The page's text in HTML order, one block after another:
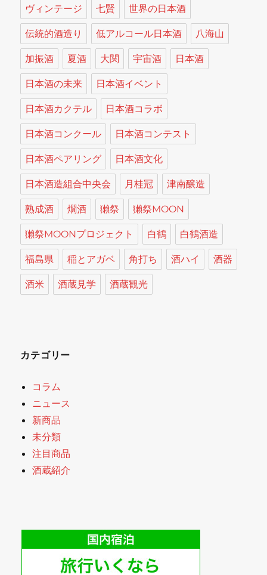
ヴィンテージ 七賢 世界の日本酒
伝統的酒造り 低アルコール日本酒 八海山
加振酒 夏酒 大関 宇宙酒 日本酒
日本酒の未来 日本酒イベント
日本酒カクテル 日本酒コラボ
日本酒コンクール 日本酒コンテスト
日本酒ペアリング 日本酒文化
日本酒造組合中央会 月桂冠 津南醸造
熟成酒 燗酒 獺祭 獺祭MOON
獺祭MOONプロジェクト 白鶴 白鶴酒造
福島県 稲とアガベ 角打ち 酒ハイ 酒器
酒米 酒蔵見学 酒蔵観光
カテゴリー
コラム
ニュース
新商品
未分類
注目商品
酒蔵紹介